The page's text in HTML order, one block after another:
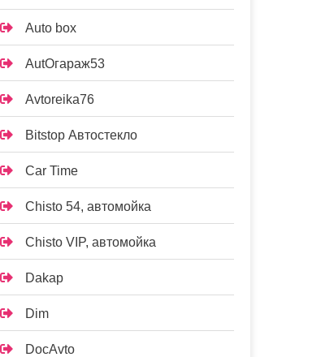
Auto box
AutOгараж53
Avtoreika76
Bitstop Автостекло
Car Time
Chisto 54, автомойка
Chisto VIP, автомойка
Dakap
Dim
DocAvto